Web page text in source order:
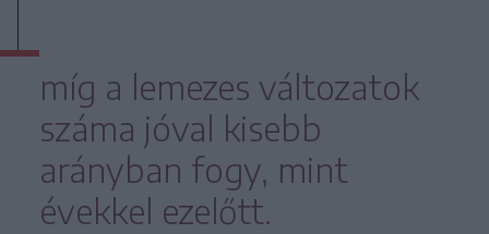
míg a lemezes változatok
száma jóval kisebb
arányban fogy, mint
évekkel ezelőtt.